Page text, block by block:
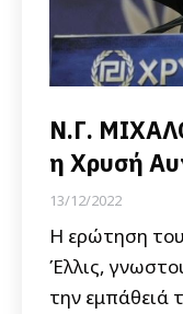
Ν.Γ.
η Χρυσή
13/12/2022
Η ερώτηση
Έλλις,
την εμπάθειά